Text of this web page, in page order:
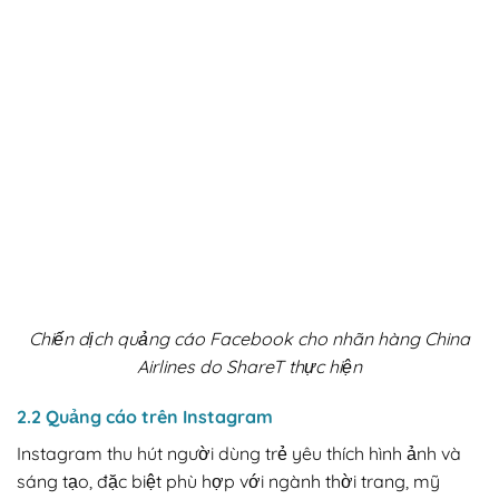
Chiến dịch quảng cáo Facebook cho nhãn hàng China
Airlines do ShareT thực hiện
2.2 Quảng cáo trên Instagram
Instagram thu hút người dùng trẻ yêu thích hình ảnh và
sáng tạo, đặc biệt phù hợp với ngành thời trang, mỹ